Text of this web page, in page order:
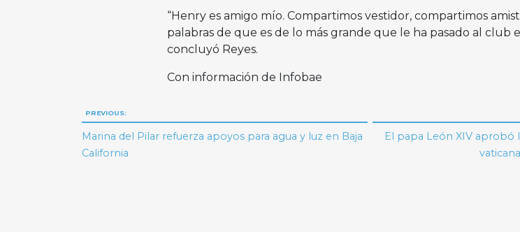
“Henry es amigo mío. Compartimos vestidor, compartimos
palabras de que es de lo más grande que le ha pasado al club
concluyó Reyes.
Con información de Infobae
Navegación
de
PREVIOUS:
Marina del Pilar refuerza apoyos para agua y luz en Baja
California
El papa León XIV aprobó